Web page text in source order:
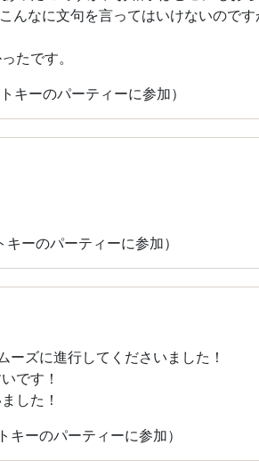
んなに文句を言ってはいけないので
たです。
ーのパーティーに参加）
ーのパーティーに参加）
ズに進行してくださいました！
です！
した！
ーのパーティーに参加）